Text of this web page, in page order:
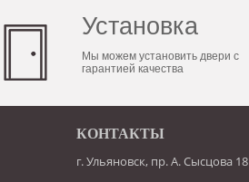
Установка
Мы можем установить двери с
гарантией качества
КОНТАКТЫ
г. Ульяновск, пр. А. Сысцова 18